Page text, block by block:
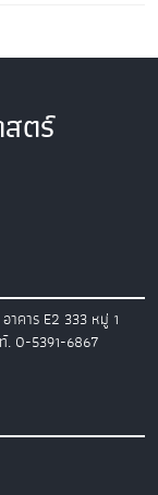
ตร์
าคาร E2 333 หมู่ 1
. 0-5391-6867